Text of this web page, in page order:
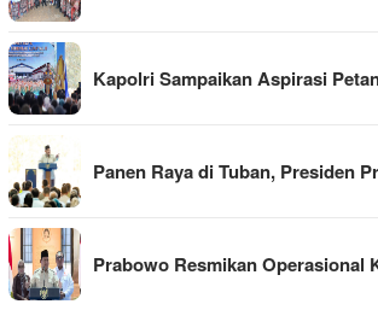
Kapolri Sampaikan Aspirasi
Panen Raya di Tuban, Presiden
Prabowo Resmikan Operasional